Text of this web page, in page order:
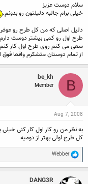
سلام دوست عزیز
خیلی برام جالبه دلیلتون رو بدونم.
دلیل اصلی که من کل طرح رو
طرح اول رو کمی بیشتر دوست
سعی می کنم روی طرح اول کار
از تمام دوستان متشکرم واقعا فوق
B
be_kh
Member
Aug 7, 2008
به نظر من رو کار اول کار کنی
کل طرح اولی بهتر از دومیه
R
e
a
c
t
Webber
DANG3R